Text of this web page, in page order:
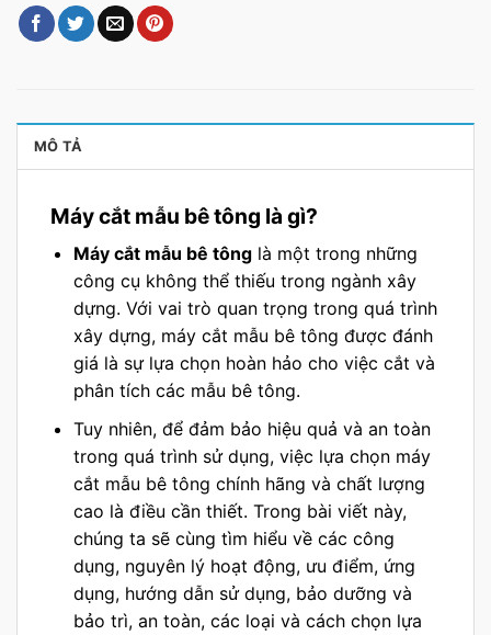
MÔ TẢ
Máy cắt mẫu bê tông là gì?
Máy cắt mẫu bê tônglà một trong những
công cụ không thể thiếu trong ngành xây
dựng. Với vai trò quan trọng trong quá trình
xây dựng, máy cắt mẫu bê tông được đánh
giá là sự lựa chọn hoàn hảo cho việc cắt và
phân tích các mẫu bê tông.
Tuy nhiên, để đảm bảo hiệu quả và an toàn
trong quá trình sử dụng, việc lựa chọn máy
cắt mẫu bê tông chính hãng và chất lượng
cao là điều cần thiết. Trong bài viết này,
chúng ta sẽ cùng tìm hiểu về các công
dụng, nguyên lý hoạt động, ưu điểm, ứng
dụng, hướng dẫn sử dụng, bảo dưỡng và
bảo trì, an toàn, các loại và cách chọn lựa